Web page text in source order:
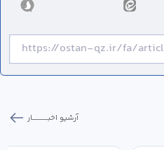
آرشیو اخبـــــــــــار